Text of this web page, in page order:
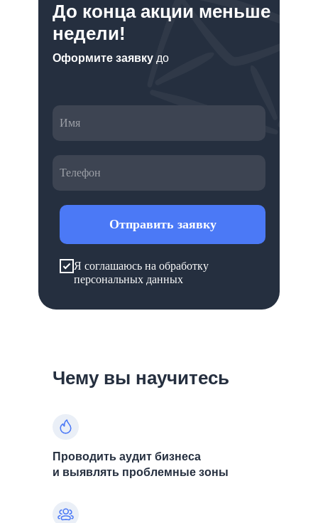
Отправить заявку
Я соглашаюсь на обработку
персональных данных
До конца акции меньше
недели!
Оформите заявку до
Чему вы научитесь
Проводить аудит бизнеса
и выявлять проблемные зоны